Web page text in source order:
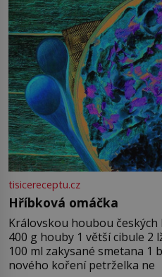
tisicereceptu.cz
Hříbková omáčka
Královskou houbou českých lesů
400 g houby 1 větší cibule 2
100 ml zakysané smetana 1
nového koření petrželka ne